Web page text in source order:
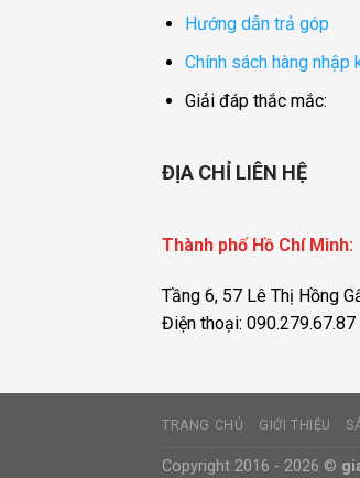
Hướng dẫn trả góp
Chính sách hàng nhập
Giải đáp thắc mắc:
ĐỊA CHỈ LIÊN HỆ
Thành phố Hồ Chí Minh:
Tầng 6, 57 Lê Thị Hồng
Điện thoại: 090.279.67.87
TRANG CHỦ GIỚI THIỆU
Copyright 2016 - 2026 ©